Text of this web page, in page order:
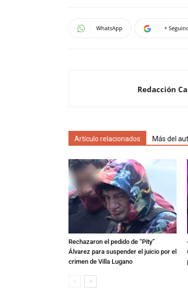
WhatsApp +
Redacción
Artículo relacionados Más del
Rechazaron el pedido de “Pity”
Álvarez para suspender el juicio por el
crimen de Villa Lugano